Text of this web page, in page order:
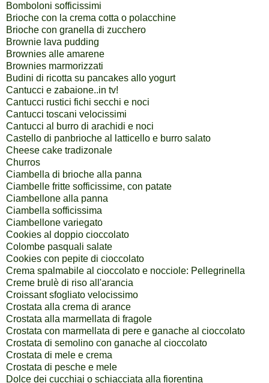
Bomboloni sofficissimi
Brioche con la crema cotta o polacchine
Brioche con granella di zucchero
Brownie lava pudding
Brownies alle amarene
Brownies marmorizzati
Budini di ricotta su pancakes allo yogurt
Cantucci e zabaione..in tv!
Cantucci rustici fichi secchi e noci
Cantucci toscani velocissimi
Cantucci al burro di arachidi e noci
Castello di panbrioche al latticello e burro salato
Cheese cake tradizonale
Churros
Ciambella di brioche alla panna
Ciambelle fritte sofficissime, con patate
Ciambellone alla panna
Ciambella sofficissima
Ciambellone variegato
Cookies al doppio cioccolato
Colombe pasquali salate
Cookies con pepite di cioccolato
Crema spalmabile al cioccolato e nocciole: Pellegrinella
Creme brulè di riso all'arancia
Croissant sfogliato velocissimo
Crostata alla crema di arance
Crostata alla marmellata di fragole
Crostata con marmellata di pere e ganache al cioccolato
Crostata di semolino con ganache al cioccolato
Crostata di mele e crema
Crostata di pesche e mele
Dolce dei cucchiai o schiacciata alla fiorentina